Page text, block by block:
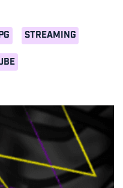
STREAMING